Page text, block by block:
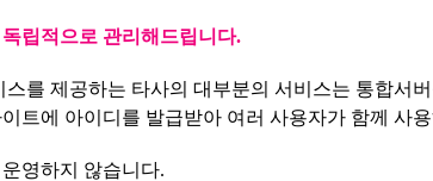
립적으로 관리해드립니다.
를 제공하는 타사의 대부분의 서비스는 통합서
트에 아이디를 발급받아 여러 사용자가 함께 사
영하지 않습니다.